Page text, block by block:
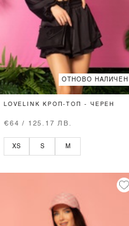
ОТНОВО НАЛИЧЕН
LOVELINK КРОП-ТОП - ЧЕРЕН
€64 / 125.17 ЛВ.
XS S M